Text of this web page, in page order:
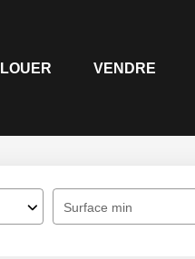
LOUER VENDRE
Surface min